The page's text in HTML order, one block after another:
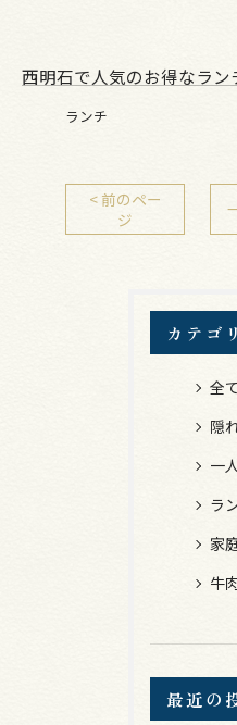
西明石で人気のお得なラン
ランチ
< 前のペー
ジ
カテゴ
全
隠
一
ラ
家
牛
最近の